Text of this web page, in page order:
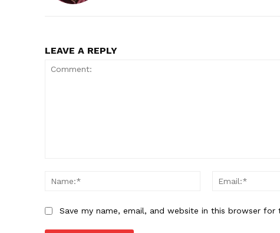
LEAVE A REPLY
Name:*
Save my name, email, and website in this browser